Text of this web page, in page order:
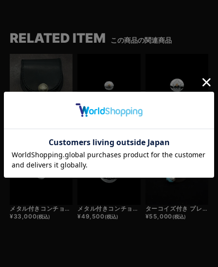
RELATED ITEM この商品の関連商品
¥38,500(税込)
¥25,300(税込)
¥44,000(税込)
メタル付きコンチョ小/フラワー
¥33,000(税込)
メタル付きコンチョ大/サンシャイン
¥49,500(税込)
ターコイズ付き プレーンリング
¥55,000(税込)